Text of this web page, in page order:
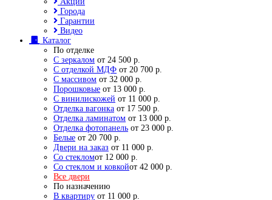
Города
Гарантии
Видео
Каталог
По отделке
С зеркалом от 24 500 р.
С отделкой МДФ от 20 700 р.
С массивом от 32 000 р.
Порошковые от 13 000 р.
С винилискожей от 11 000 р.
Отделка вагонка от 17 500 р.
Отделка ламинатом от 13 000 р.
Отделка фотопанель от 23 000 р.
Белые от 20 700 р.
Двери на заказ от 11 000 р.
Со стекломот 12 000 р.
Со стеклом и ковкойот 42 000 р.
Все двери
По назначению
В квартиру от 11 000 р.